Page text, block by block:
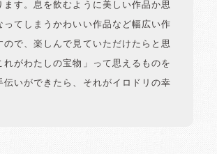
ます。息を飲むように美しい作品か思
ってしまうかわいい作品など幅広い作
ので、楽しんで見ていただけたらと思
れがわたしの宝物」って思えるものを
伝いができたら、それがイロドリの幸